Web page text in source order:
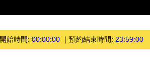
始時間: 00:00:00 ｜ 預約結束時間: 23:59:00